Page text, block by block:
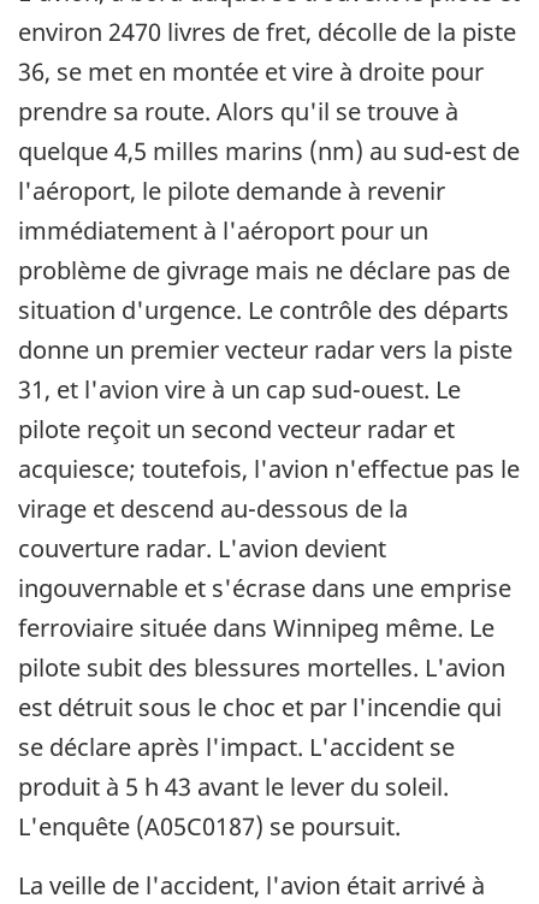
environ 2470 livres de fret, décolle de la piste
36, se met en montée et vire à droite pour
prendre sa route. Alors qu'il se trouve à
quelque 4,5 milles marins (nm) au sud-est de
l'aéroport, le pilote demande à revenir
immédiatement à l'aéroport pour un
problème de givrage mais ne déclare pas de
situation d'urgence. Le contrôle des départs
donne un premier vecteur radar vers la piste
31, et l'avion vire à un cap sud-ouest. Le
pilote reçoit un second vecteur radar et
acquiesce; toutefois, l'avion n'effectue pas le
virage et descend au-dessous de la
couverture radar. L'avion devient
ingouvernable et s'écrase dans une emprise
ferroviaire située dans Winnipeg même. Le
pilote subit des blessures mortelles. L'avion
est détruit sous le choc et par l'incendie qui
se déclare après l'impact. L'accident se
produit à 5 h 43 avant le lever du soleil.
L'enquête (A05C0187) se poursuit.
La veille de l'accident, l'avion était arrivé à